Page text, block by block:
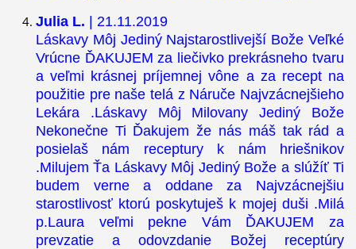
Julia L. | 21.11.2019
Láskavy Môj Jediný Najstarostlivejší Bože Veľké
Vrúcne ĎAKUJEM za liečivko prekrásneho tvaru
a veľmi krásnej príjemnej vône a za recept na
použitie pre naše telá z Náruče Najvzácnejšieho
Lekára .Láskavy Môj Milovany Jediný Bože
Nekonečne Ti Ďakujem že nás máš tak rád a
posielaš nám receptury k nám hriešnikov
.Milujem Ťa Láskavy Môj Jediný Bože a slúžíť Ti
budem verne a oddane za Najvzácnejšiu
starostlivosť ktorú poskytuješ k mojej duši .Milá
p.Laura veľmi pekne Vám ĎAKUJEM za
prevzatie a odovzdanie Božej receptúry